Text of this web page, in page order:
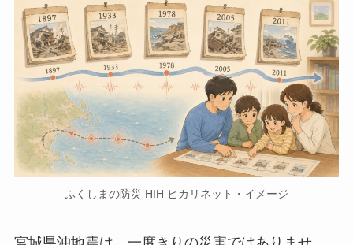
ふくしまの防災 HIH ヒカリネット・イメージ